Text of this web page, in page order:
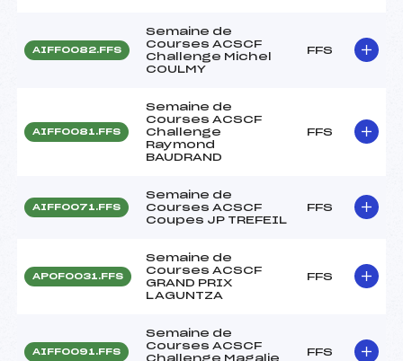
AIFF0082.FFS
Semaine de
Courses ACSCF
Challenge Michel
COULMY
FFS
AIFF0081.FFS
Semaine de
Courses ACSCF
Challenge
Raymond
BAUDRAND
FFS
AIFF0071.FFS
Semaine de
Courses ACSCF
Coupes JP TREFEIL
FFS
APOF0031.FFS
Semaine de
Courses ACSCF
GRAND PRIX
LAGUNTZA
FFS
AIFF0091.FFS
Semaine de
Courses ACSCF
Challenge Magalie
FFS